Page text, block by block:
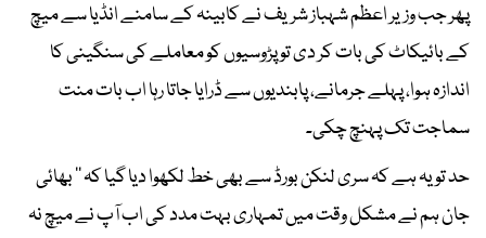
پھر جب وزیر اعظم شہباز شریف نے کابینہ کے سامنے انڈیا سے میچ
کے بائیکاٹ کی بات کر دی تو پڑوسیوں کو معاملے کی سنگینی کا
اندازہ ہوا، پہلے جرمانے، پابندیوں سے ڈرایا جاتا رہا اب بات منت
سماجت تک پہنچ چکی۔
حد تو یہ ہے کہ سری لنکن بورڈ سے بھی خط لکھوا دیا گیا کہ ’’ بھائی
جان ہم نے مشکل وقت میں تمہاری بہت مدد کی اب آپ نے میچ نہ